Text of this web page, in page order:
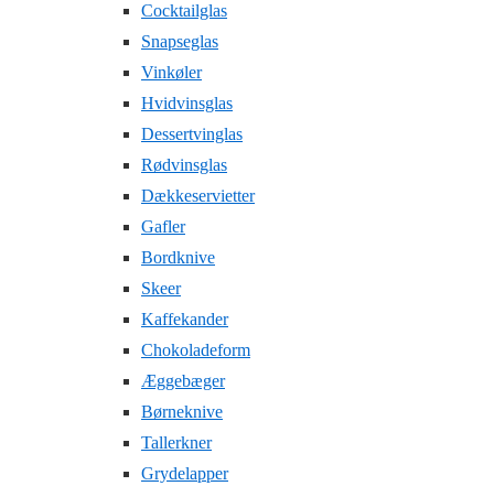
Cocktailglas
Snapseglas
Vinkøler
Hvidvinsglas
Dessertvinglas
Rødvinsglas
Dækkeservietter
Gafler
Bordknive
Skeer
Kaffekander
Chokoladeform
Æggebæger
Børneknive
Tallerkner
Grydelapper